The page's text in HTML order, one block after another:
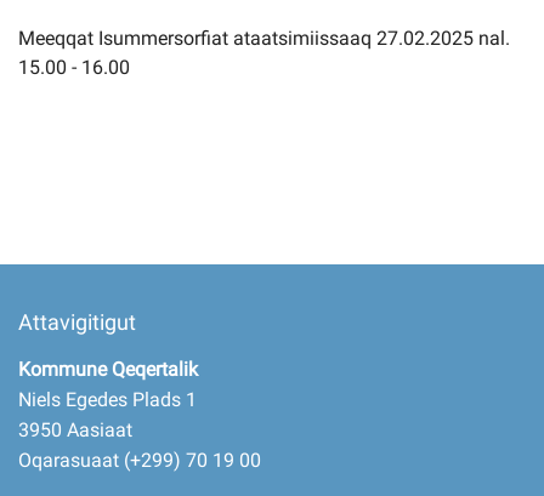
Imminut kiffartuunneq
Meeqqat Isummersorfiat ataatsimiissaaq 27.02.2025 nal.
15.00 - 16.00
Attavigitigut
Kommune Qeqertalik
Niels Egedes Plads 1
3950 Aasiaat
Oqarasuaat (+299) 70 19 00